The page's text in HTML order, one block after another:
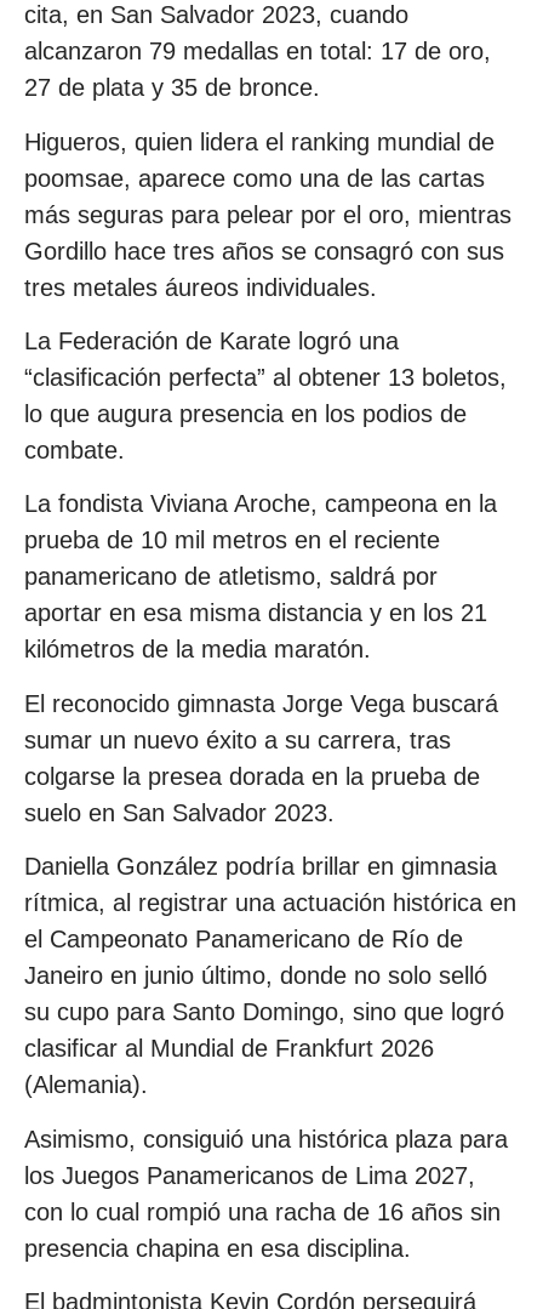
cita, en San Salvador 2023, cuando
alcanzaron 79 medallas en total: 17 de oro,
27 de plata y 35 de bronce.
Higueros, quien lidera el ranking mundial de
poomsae, aparece como una de las cartas
más seguras para pelear por el oro, mientras
Gordillo hace tres años se consagró con sus
tres metales áureos individuales.
La Federación de Karate logró una
“clasificación perfecta” al obtener 13 boletos,
lo que augura presencia en los podios de
combate.
La fondista Viviana Aroche, campeona en la
prueba de 10 mil metros en el reciente
panamericano de atletismo, saldrá por
aportar en esa misma distancia y en los 21
kilómetros de la media maratón.
El reconocido gimnasta Jorge Vega buscará
sumar un nuevo éxito a su carrera, tras
colgarse la presea dorada en la prueba de
suelo en San Salvador 2023.
Daniella González podría brillar en gimnasia
rítmica, al registrar una actuación histórica en
el Campeonato Panamericano de Río de
Janeiro en junio último, donde no solo selló
su cupo para Santo Domingo, sino que logró
clasificar al Mundial de Frankfurt 2026
(Alemania).
Asimismo, consiguió una histórica plaza para
los Juegos Panamericanos de Lima 2027,
con lo cual rompió una racha de 16 años sin
presencia chapina en esa disciplina.
El badmintonista Kevin Cordón perseguirá